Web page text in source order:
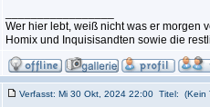
Wer hier lebt, weiß nicht was er morgen
Homix und Inquisisandten sowie die
Verfasst: Mi 30 Okt, 2024 22:00 Titel: (Kein